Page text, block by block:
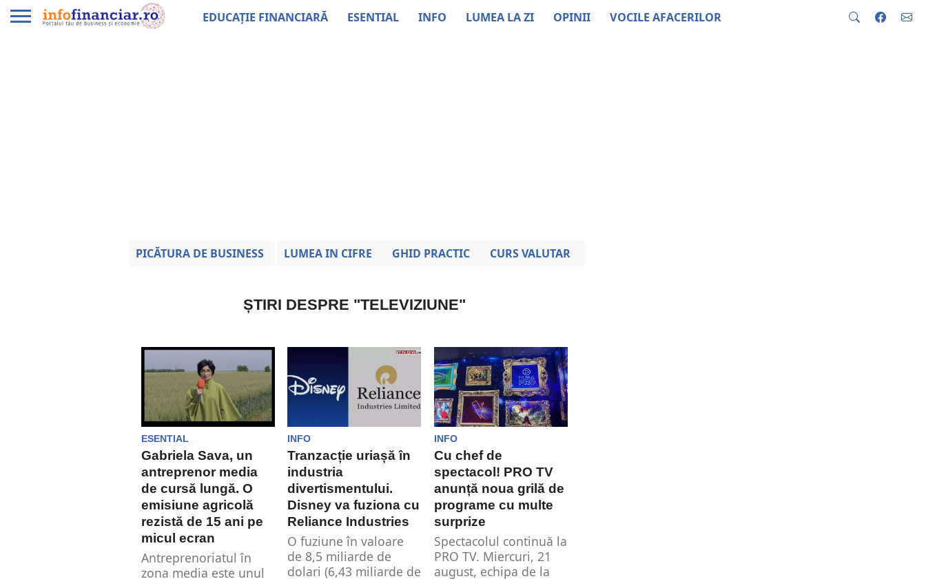
EDUCAȚIE FINANCIARĂ ESENTIAL INFO LUMEA LA ZI OPINII VOCILE AFACERILOR
PICĂTURA DE BUSINESS LUMEA IN CIFRE GHID PRACTIC CURS VALUTAR
ȘTIRI DESPRE "TELEVIZIUNE"
ESENTIAL
Gabriela Sava, un
antreprenor media
de cursă lungă. O
emisiune agricolă
rezistă de 15 ani pe
micul ecran
Antreprenoriatul în
zona media este unul
INFO
Tranzacție uriașă în
industria
divertismentului.
Disney va fuziona cu
Reliance Industries
O fuziune în valoare
de 8,5 miliarde de
dolari (6,43 miliarde de
INFO
Cu chef de
spectacol! PRO TV
anunță noua grilă de
programe cu multe
surprize
Spectacolul continuă la
PRO TV. Miercuri, 21
august, echipa de la